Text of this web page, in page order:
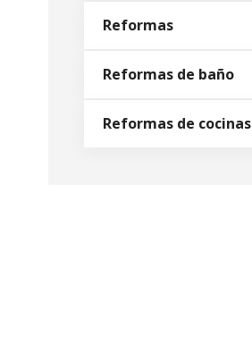
Reformas
Reformas de baño
Reformas de cocinas